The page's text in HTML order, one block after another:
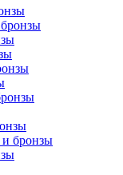
и бронзы